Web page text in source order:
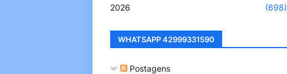
2026 (698)
WHATSAPP 42999331590
Postagens